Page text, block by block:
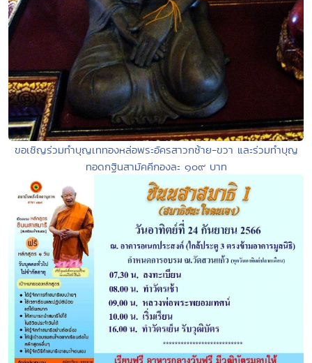
ขอเชิญร่วมทำบุญเททองหล่อพระอัครสาวกซ้าย-ขวา และร่วมทำบุญ
ทอดกฐินสามัคคีกองละ ๑๐๙ บาท